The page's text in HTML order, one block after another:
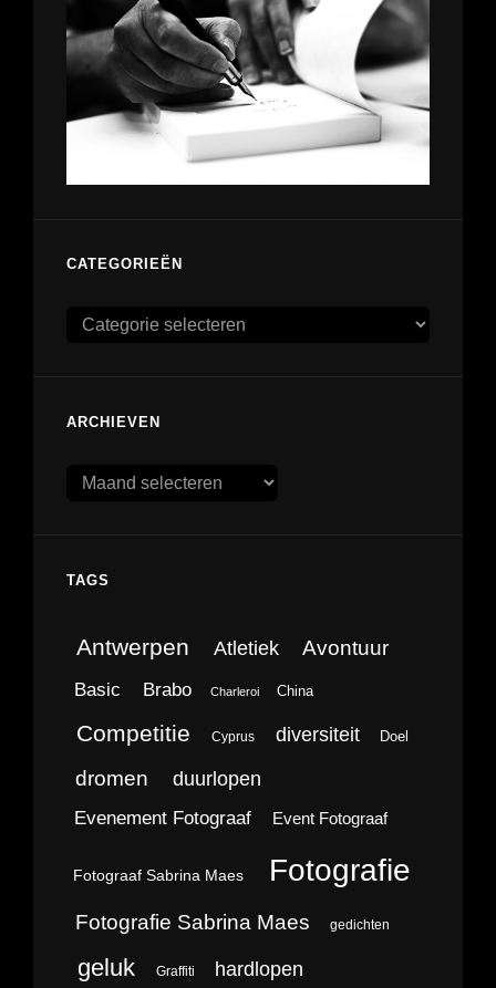
CATEGORIEËN
Categorieën
ARCHIEVEN
Archieven
TAGS
Antwerpen Atletiek Avontuur
Basic Brabo Charleroi China
Competitie Cyprus diversiteit Doel
dromen duurlopen
Evenement Fotograaf Event Fotograaf
Fotograaf Sabrina Maes Fotografie
Fotografie Sabrina Maes gedichten
geluk Graffiti hardlopen